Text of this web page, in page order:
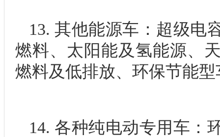
13. 其他能源车：超级电
燃料、太阳能及氢能源、
燃料及低排放、环保节能
14. 各种纯电动专用车：